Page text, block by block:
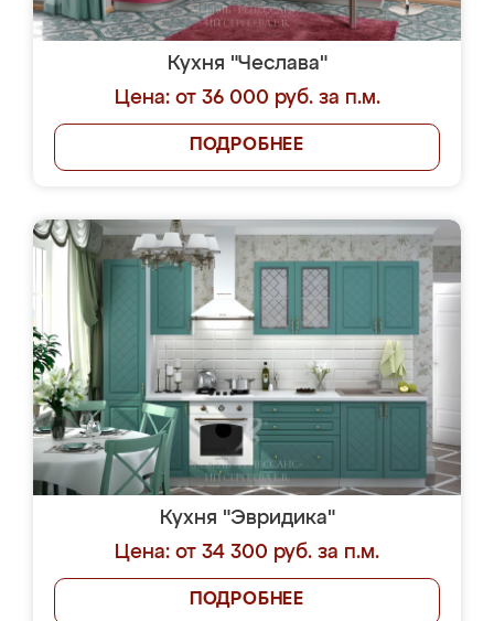
Кухня "Чеслава"
Цена: от 36 000 руб. за п.м.
ПОДРОБНЕЕ
Кухня "Эвридика"
Цена: от 34 300 руб. за п.м.
ПОДРОБНЕЕ